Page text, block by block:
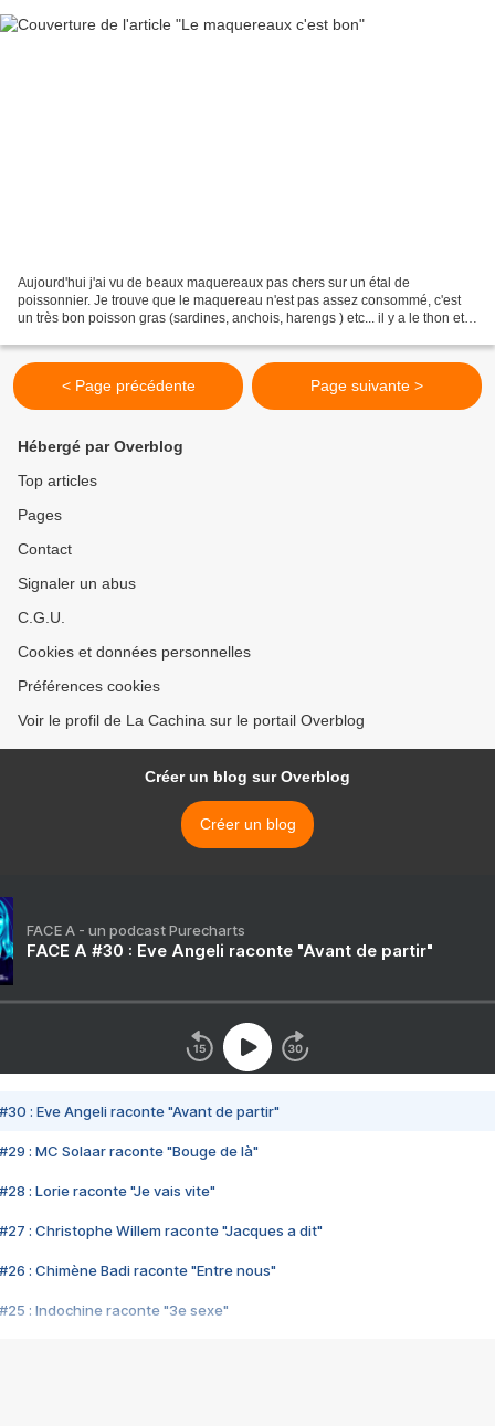
Aujourd'hui j'ai vu de beaux maquereaux pas chers sur un étal de
poissonnier. Je trouve que le maquereau n'est pas assez consommé, c'est
un très bon poisson gras (sardines, anchois, harengs ) etc... il y a le thon et
< Page précédente Page suivante >
Hébergé par Overblog
Top articles
Pages
Contact
Signaler un abus
C.G.U.
Cookies et données personnelles
Préférences cookies
Voir le profil de La Cachina sur le portail Overblog
Créer un blog sur Overblog
Créer un blog
FACE A - un podcast Purecharts
FACE A #30 : Eve Angeli raconte "Avant de partir"
#30 : Eve Angeli raconte "Avant de partir"
#29 : MC Solaar raconte "Bouge de là"
#28 : Lorie raconte "Je vais vite"
#27 : Christophe Willem raconte "Jacques a dit"
#26 : Chimène Badi raconte "Entre nous"
#25 : Indochine raconte "3e sexe"